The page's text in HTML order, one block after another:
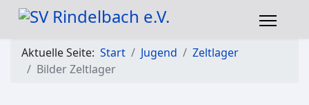
Aktuelle Seite: Start Jugend
Zeltlager
Bilder Zeltlager